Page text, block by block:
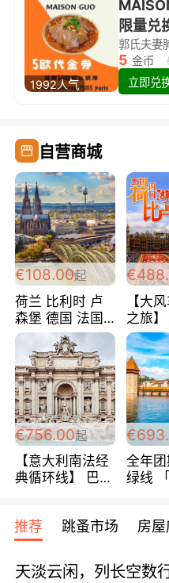
1992人气
限量兑
5 金币
立即兑
自营商城
€108.00起
荷兰 比利时 卢
森堡 德国 法国
超爽玩遍西欧 循
环线 全程四星宾
馆 108欧/人/天
【大
之旅
法 巴
典五
488欧
€756.00起
【意大利南法经
典循环线】 巴黎
宾馆 108欧/天起
全程756欧/位
全年
绿线
欧/天
推荐 跳蚤市场 房
天淡云闲，列长空数